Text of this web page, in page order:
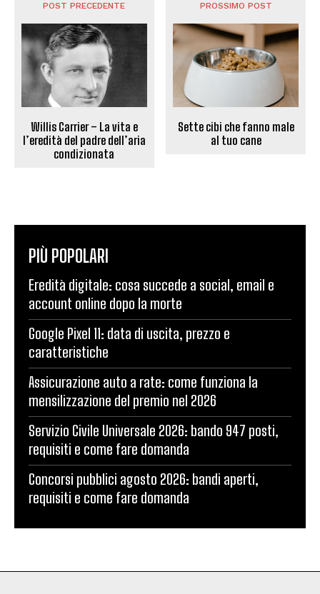
POST PRECEDENTE
Willis Carrier – La vita e
l’eredità del padre dell’aria
condizionata
PROSSIMO POST
Sette cibi che fanno male
al tuo cane
PIÙ POPOLARI
Eredità digitale: cosa succede a social, email e
account online dopo la morte
Google Pixel 11: data di uscita, prezzo e
caratteristiche
Assicurazione auto a rate: come funziona la
mensilizzazione del premio nel 2026
Servizio Civile Universale 2026: bando 947 posti,
requisiti e come fare domanda
Concorsi pubblici agosto 2026: bandi aperti,
requisiti e come fare domanda